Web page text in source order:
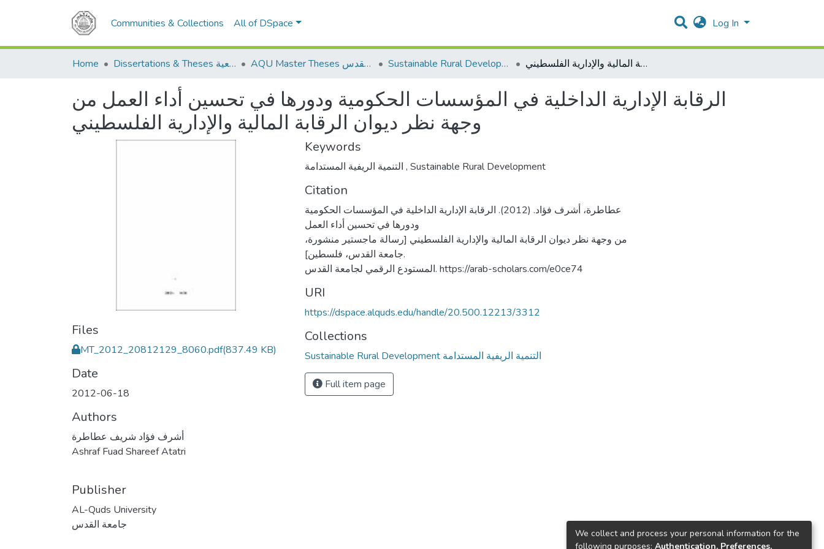
Communities & Collections All of DSpace Log In
Home Dissertations & Theses الرسائل الجامعية AQU Master Theses الرسائل الجامعية الخاصة بجامعة القدس Sustainable Rural Development التنمية الريفية المستدامة الرقابة الإدارية الداخلية في المؤسسات الحكومية ودورها في تحسين أداء العمل من وجهة نظر ديوان الرقابة المالية والإدارية الفلسطيني
الرقابة الإدارية الداخلية في المؤسسات الحكومية ودورها في تحسين أداء العمل من
وجهة نظر ديوان الرقابة المالية والإدارية الفلسطيني
Files
MT_2012_20812129_8060.pdf(837.49 KB)
Date
2012-06-18
Authors
أشرف فؤاد شريف عطاطرة
Ashraf Fuad Shareef Atatri
Publisher
AL-Quds University
جامعة القدس
Keywords
, Sustainable Rural Development
Citation
عطاطرة، أشرف فؤاد. (2012). الرقابة الإدارية الداخلية في المؤسسات الحكومية
ودورها في تحسين أداء العمل
من وجهة نظر ديوان الرقابة المالية والإدارية الفلسطيني [رسالة ماجستير منشورة،
جامعة القدس، فلسطين].
المستودع الرقمي لجامعة القدس. https://arab-scholars.com/e0ce74
URI
https://dspace.alquds.edu/handle/20.500.12213/3312
Collections
Sustainable Rural Development التنمية الريفية المستدامة
Full item page
We collect and process your personal information for the
following purposes: Authentication, Preferences,